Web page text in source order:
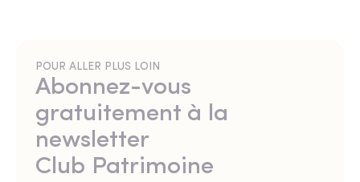
POUR ALLER PLUS LOIN
Abonnez-vous
gratuitement à la
newsletter
Club Patrimoine